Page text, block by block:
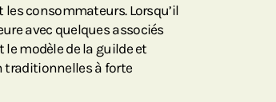
les consommateurs. Lorsqu’il
avec quelques associés
modèle de la guilde et
traditionnelles à forte